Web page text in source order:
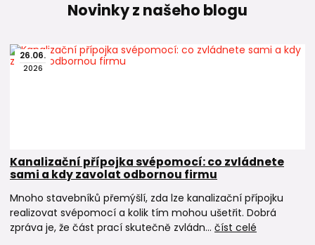
Novinky z našeho blogu
26.06.
2026
Kanalizační přípojka svépomocí: co zvládnete
sami a kdy zavolat odbornou firmu
Mnoho stavebníků přemýšlí, zda lze kanalizační přípojku
realizovat svépomocí a kolik tím mohou ušetřit. Dobrá
zpráva je, že část prací skutečně zvládn... číst celé